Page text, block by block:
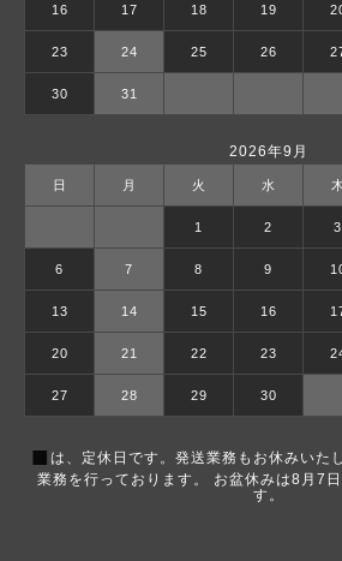
16 17 18 19
23 24 25 26
30 31
2026年9月
日 月 火 水 木
1 2 3
6 7 8 9
13 14 15 16
20 21 22 23
27 28 29 30
■ は、定休日です。発送業務もお休みいた
業務を行っております。 お盆休みは8月7
す。